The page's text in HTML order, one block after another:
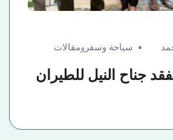
سياحة وسفر ومقالات
جناح النيل للطيران